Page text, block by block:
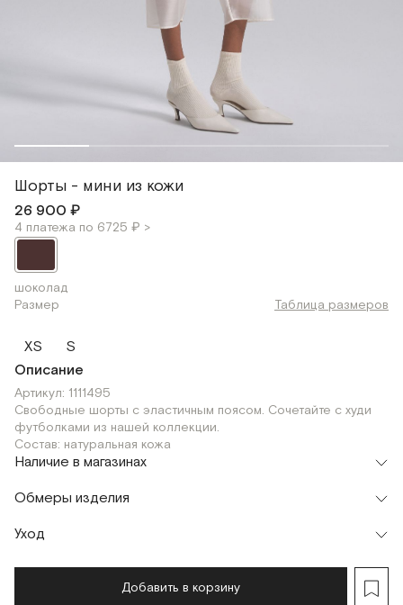
Шорты - мини из кожи
26 900 ₽
4 платежа по 6725 ₽ >
шоколад
Размер
Таблица размеров
XS
S
Описание
Артикул: 1111495
Свободные шорты с эластичным поясом. Сочетайте с худи
футболками из нашей коллекции.
Состав: натуральная кожа
Наличие в магазинах
Шоурум
г. Москва, Малая Бронная 24/3
XS
Обмеры изделия
Мерки, см
Уход
Добавить в корзину